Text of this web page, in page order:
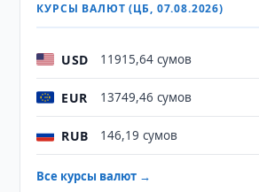
КУРСЫ ВАЛЮТ (ЦБ, 07.08.2026)
USD 11915,64 сумов
EUR 13749,46 сумов
RUB 146,19 сумов
Все курсы валют →